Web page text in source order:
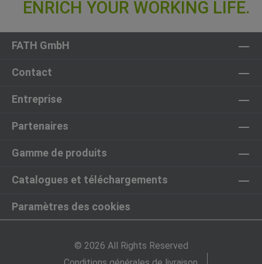
FATH GmbH
Contact
Entreprise
Partenaires
Gamme de produits
Catalogues et téléchargements
Paramètres des cookies
© 2026 All Rights Reserved